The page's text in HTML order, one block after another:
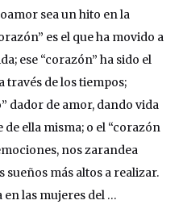
sea un hito en la
es el que ha movido a
ese “corazón” ha sido el
través de los tiempos;
dador de amor, dando vida
ella misma; o el “corazón
nos zarandea
sueños más altos a realizar.
las mujeres del …